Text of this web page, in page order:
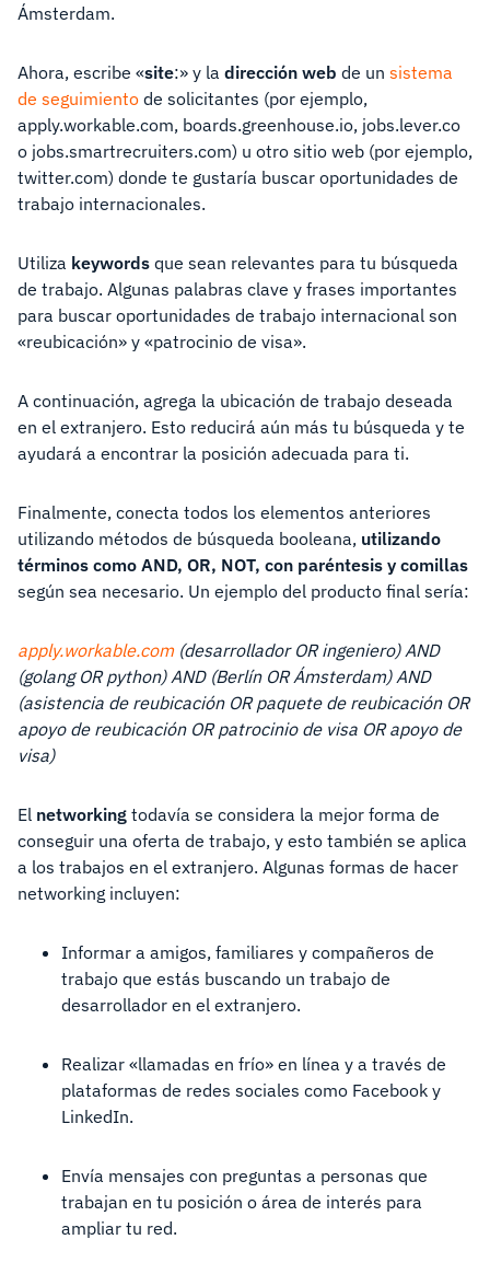
Ámsterdam.
Ahora, escribe «site:» y la dirección web de un sistema
de seguimiento de solicitantes (por ejemplo,
apply.workable.com, boards.greenhouse.io, jobs.lever.co
o jobs.smartrecruiters.com) u otro sitio web (por ejemplo,
twitter.com) donde te gustaría buscar oportunidades de
trabajo internacionales.
Utiliza keywords que sean relevantes para tu búsqueda
de trabajo. Algunas palabras clave y frases importantes
para buscar oportunidades de trabajo internacional son
«reubicación» y «patrocinio de visa».
A continuación, agrega la ubicación de trabajo deseada
en el extranjero. Esto reducirá aún más tu búsqueda y te
ayudará a encontrar la posición adecuada para ti.
Finalmente, conecta todos los elementos anteriores
utilizando métodos de búsqueda booleana, utilizando
términos como AND, OR, NOT, con paréntesis y comillas
según sea necesario. Un ejemplo del producto final sería:
apply.workable.com(desarrollador OR ingeniero) AND
(golang OR python) AND (Berlín OR Ámsterdam) AND
(asistencia de reubicación OR paquete de reubicación OR
apoyo de reubicación OR patrocinio de visa OR apoyo de
visa)
El networking todavía se considera la mejor forma de
conseguir una oferta de trabajo, y esto también se aplica
a los trabajos en el extranjero. Algunas formas de hacer
networking incluyen:
Informar a amigos, familiares y compañeros de
trabajo que estás buscando un trabajo de
desarrollador en el extranjero.
Realizar «llamadas en frío» en línea y a través de
plataformas de redes sociales como Facebook y
LinkedIn.
Envía mensajes con preguntas a personas que
trabajan en tu posición o área de interés para
ampliar tu red.